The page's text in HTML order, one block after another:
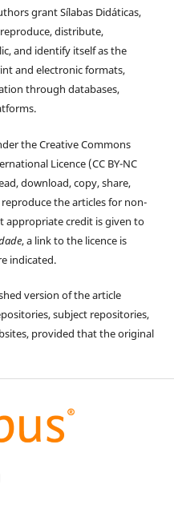
grant Sílabas Didáticas,
distribute,
and identify itself as the
and electronic formats,
through databases,
the Creative Commons
Licence (CC BY-NC
download, copy, share,
the articles for non-
appropriate credit is given to
, a link to the licence is
indicated.
version of the article
subject repositories,
provided that the original